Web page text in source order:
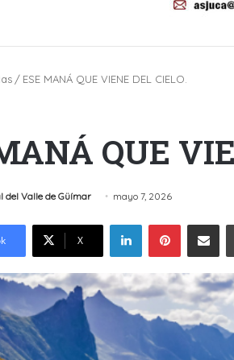
/ ESE MANÁ QUE VIENE DEL CIELO.
QUE
del Valle de Güímar mayo 7, 2026
X
LinkedInPinterestCompartir